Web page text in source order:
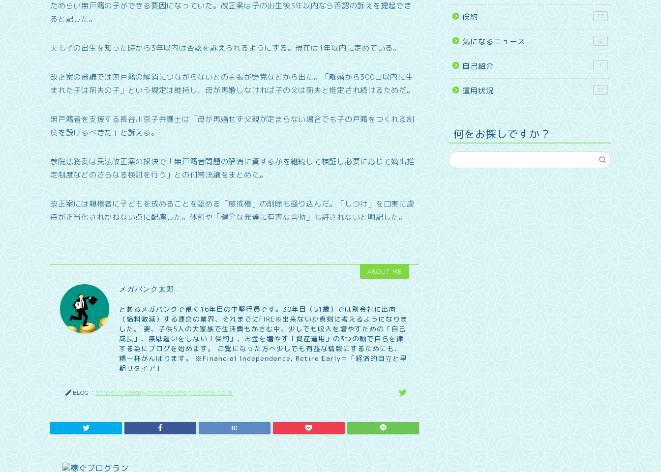
ためらい無戸籍の子ができる要因になっていた。改正案は子の出生後3年以内なら否認の訴えを提起でき
ると記した。
夫も子の出生を知った時から3年以内は否認を訴えられるようにする。現在は1年以内に定めている。
改正案の審議では無戸籍の解消につながらないとの主張が野党などから出た。「離婚から300日以内に生
まれた子は前夫の子」という規定は維持し、母が再婚しなければ子の父は前夫と推定され続けるためだ。
無戸籍者を支援する長谷川京子弁護士は「母が再婚せず父親が定まらない場合でも子の戸籍をつくれる制
度を設けるべきだ」と訴える。
参院法務委は民法改正案の採決で「無戸籍者問題の解消に資するかを継続して検証し必要に応じて嫡出推
定制度などのさらなる検討を行う」との付帯決議をまとめた。
改正案には親権者に子どもを戒めることを認める「懲戒権」の削除も盛り込んだ。「しつけ」を口実に虐
待が正当化されかねない点に配慮した。体罰や「健全な発達に有害な言動」も許されないと明記した。
ABOUT ME
メガバンク太郎
とあるメガバンクで働く16年目の中堅行員です。30年目（51歳）では別会社に出向
（給料激減）する運命の業界、それまでにFIRE※出来ないか真剣に考えるようになりま
した。 妻、子供5人の大家族で生活費もかさむ中、少しでも収入を増やすための「自己
成長」、無駄遣いをしない「倹約」、お金を増やす「資産運用」の3つの軸で自らを律
する為にブログを始めます。 ご覧になった方へ少しでも有益な情報にするためにも、
精一杯がんばります。 ※Financial Independence, Retire Early＝「経済的自立と早
期リタイア」
BLOG： https://salaryman-of-megabank.com
倹約 12
気になるニュース 2
自己紹介 1
運用状況 27
何をお探しですか？